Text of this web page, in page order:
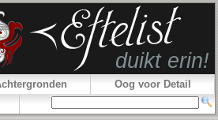
Oog voor Detail